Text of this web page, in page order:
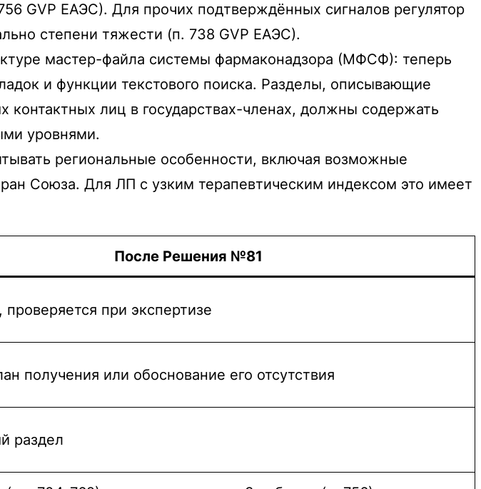
GVP ЕАЭС). Для прочих подтверждённых сигналов регулятор
степени тяжести (п. 738 GVP ЕАЭС).
мастер-файла системы фармаконадзора (МФСФ): теперь
и функции текстового поиска. Разделы, описывающие
лиц в государствах-членах, должны содержать
уровнями.
региональные особенности, включая возможные
Союза. Для ЛП с узким терапевтическим индексом это имеет
После Решения №81
проверяется при экспертизе
получения или обоснование его отсутствия
раздел